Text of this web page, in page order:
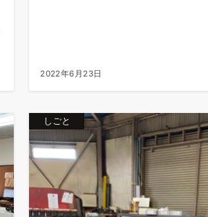
2022年6月23日
しごと